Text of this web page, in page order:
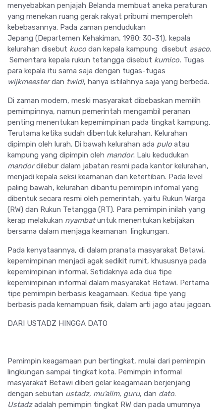
menyebabkan penjajah Belanda membuat aneka peraturan
yang menekan ruang gerak rakyat pribumi memperoleh
kebebasannya. Pada zaman pendudukan
Jepang (Departemen Kehakiman, 1980: 30-31), kepala
kelurahan disebut kuco dan kepala kampung disebut asaco.
Sementara kepala rukun tetangga disebut kumico. Tugas
para kepala itu sama saja dengan tugas-tugas
wijkmeesterdan twidi, hanya istilahnya saja yang berbeda.
Di zaman modern, meski masyarakat dibebaskan memilih
pemimpinnya, namun pemerintah mengambil peranan
penting menentukan kepemimpinan pada tingkat kampung.
Terutama ketika sudah dibentuk kelurahan. Kelurahan
dipimpin oleh lurah. Di bawah kelurahan ada pulo atau
kampung yang dipimpin oleh mandor. Lalu kedudukan
mandordilebur dalam jabatan resmi pada kantor kelurahan,
menjadi kepala seksi keamanan dan ketertiban. Pada level
paling bawah, kelurahan dibantu pemimpin infomal yang
dibentuk secara resmi oleh pemerintah, yaitu Rukun Warga
(RW) dan Rukun Tetangga (RT). Para pemimpin inilah yang
kerap melakukan nyambatuntuk menentukan kebijakan
bersama dalam menjaga keamanan lingkungan.
Pada kenyataannya, di dalam pranata masyarakat Betawi,
kepemimpinan menjadi agak sedikit rumit, khususnya pada
kepemimpinan informal. Setidaknya ada dua tipe
kepemimpinan informal dalam masyarakat Betawi. Pertama
tipe pemimpin berbasis keagamaan. Kedua tipe yang
berbasis pada kemampuan fisik, dalam arti jago atau jagoan.
DARI USTADZ HINGGA DATO
Pemimpin keagamaan pun bertingkat, mulai dari pemimpin
lingkungan sampai tingkat kota. Pemimpin informal
masyarakat Betawi diberi gelar keagamaan berjenjang
dengan sebutan ustadz, mu’alim, guru, dan dato.
Ustadzadalah pemimpin tingkat RW dan pada umumnya